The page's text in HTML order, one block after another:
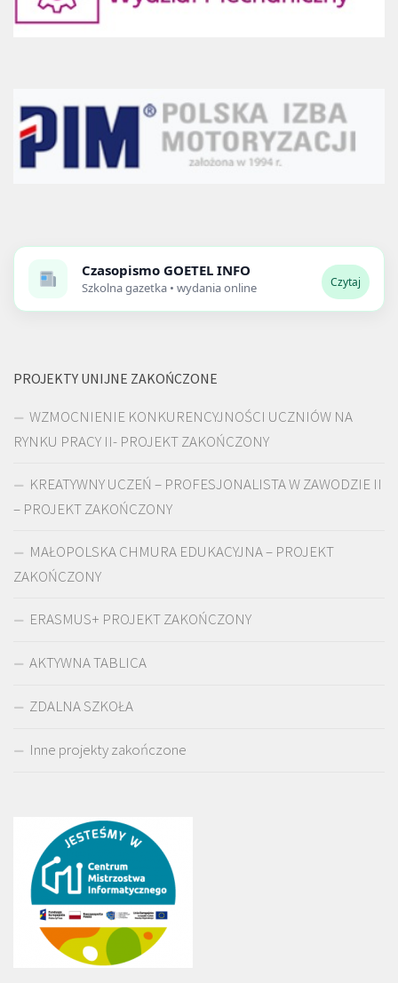
Czasopismo GOETEL INFO
Szkolna gazetka • wydania online Czytaj
PROJEKTY UNIJNE ZAKOŃCZONE
WZMOCNIENIE KONKURENCYJNOŚCI UCZNIÓW NA
RYNKU PRACY II- PROJEKT ZAKOŃCZONY
KREATYWNY UCZEŃ – PROFESJONALISTA W ZAWODZIE II
– PROJEKT ZAKOŃCZONY
MAŁOPOLSKA CHMURA EDUKACYJNA – PROJEKT
ZAKOŃCZONY
ERASMUS+ PROJEKT ZAKOŃCZONY
AKTYWNA TABLICA
ZDALNA SZKOŁA
Inne projekty zakończone